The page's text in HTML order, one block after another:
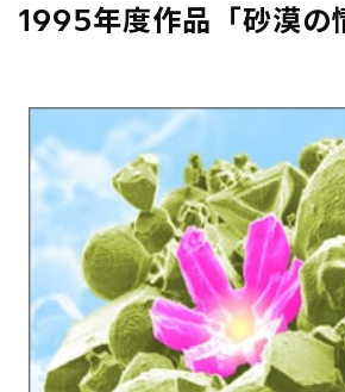
1995年度作品「砂漠の